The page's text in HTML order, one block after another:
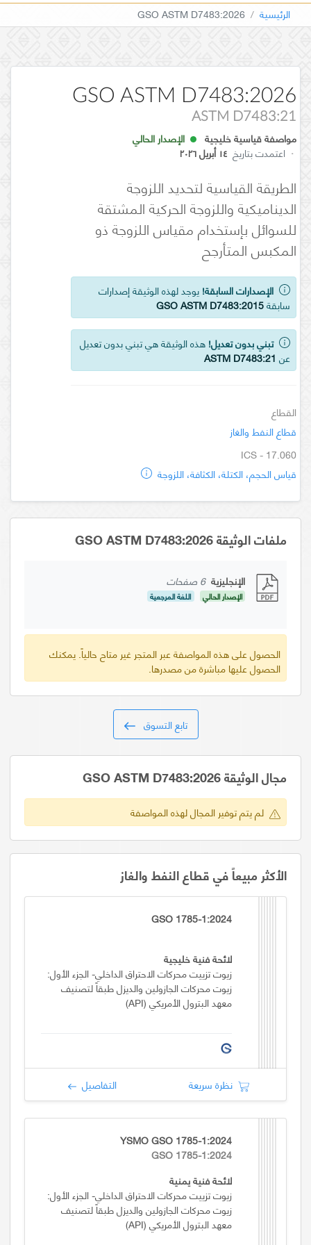
الرئيسية GSO ASTM D7483:2026
GSO ASTM D7483:2026
ASTM D7483:21
مواصفة قياسية خليجية
الإصدار الحالي
· اعتمدت بتاريخ ١٤ أبريل ٢٠٢٦
الطريقة القياسية لتحديد اللزوجة
الديناميكية واللزوجة الحركية المشتقة
للسوائل بإستخدام مقياس اللزوجة ذو
المكبس المتأرجح
الإصدارات السابقة! يوجد لهذه الوثيقة إصدارات
سابقةGSO ASTM D7483:2015
تبني بدون تعديل! هذه الوثيقة هي تبني بدون تعديل
عن ASTM D7483:21
القطاع
قطاع النفط والغاز
ICS - 17.060
قياس الحجم، الكتلة، الكثافة، اللزوجة
ملفات الوثيقة GSO ASTM D7483:2026
الإنجليزية 6 صفحات
الإصدار الحالي اللغة المرجعية
الحصول على هذه المواصفة عبر المتجر غير متاح حالياً. يمكنك
الحصول عليها مباشرة من مصدرها.
تابع التسوق
مجال الوثيقة GSO ASTM D7483:2026
لم يتم توفير المجال لهذه المواصفة
الأكثر مبيعاً في قطاع النفط والغاز
GSO 1785-1:2024
لائحة فنية خليجية
زيوت تزييت محركات الاحتراق الداخلي- الجزء الأول:
زيوت محركات الجازولين والديزل طبقاً لتصنيف
معهد البترول الأمريكي (API)
نظرة سريعة التفاصيل
YSMO GSO 1785-1:2024
GSO 1785-1:2024
لائحة فنية يمنية
زيوت تزييت محركات الاحتراق الداخلي- الجزء الأول:
زيوت محركات الجازولين والديزل طبقاً لتصنيف
معهد البترول الأمريكي (API)